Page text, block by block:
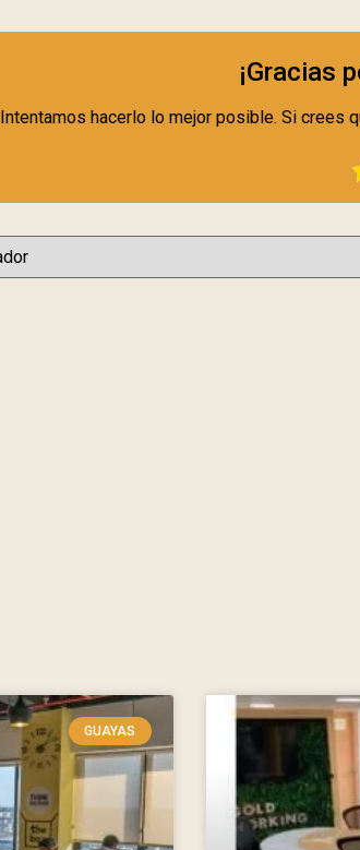
¡Gracias
Intentamos hacerlo lo mejor posible. Si crees
GUAYAS